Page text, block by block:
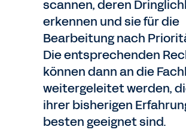
scannen, deren
erkennen und sie für die
Bearbeitung nach
Die entsprechenden
können dann an die
weitergeleitet werden,
ihrer bisherigen
besten geeignet sind.